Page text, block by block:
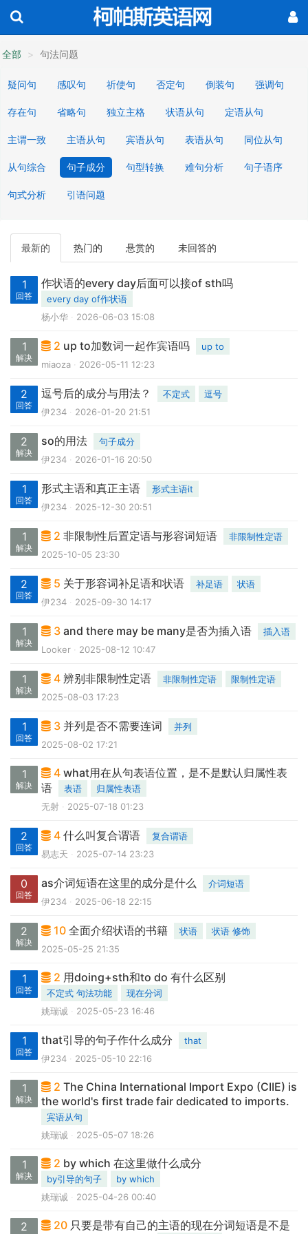
全部 句法问题
疑问句 感叹句 祈使句 否定句 倒装句 强调句
存在句 省略句 独立主格 状语从句 定语从句
主谓一致 主语从句 宾语从句 表语从句 同位从句
从句综合 句子成分 句型转换 难句分析 句子语序
句式分析 引语问题
最新的 热门的 悬赏的 未回答的
1
回答
作状语的every day后面可以接of sth吗
every day of作状语
杨小华
2026-06-03 15:08
1
解决
2 up to加数词一起作宾语吗
up to
miaoza
2026-05-11 12:23
2
回答
逗号后的成分与用法？ 不定式
逗号
伊234
2026-01-20 21:51
2
解决
so的用法
句子成分
伊234
2026-01-16 20:50
1
回答
形式主语和真正主语
形式主语it
伊234
2025-12-30 20:51
1
解决
2 非限制性后置定语与形容词短语
非限制性定语
2025-10-05 23:30
2
回答
5 关于形容词补足语和状语 补足语
状语
伊234
2025-09-30 14:17
1
解决
3 and there may be many是否为插入语
插入语
Looker
2025-08-12 10:47
1
解决
4 辨别非限制性定语 非限制性定语
限制性定语
2025-08-03 17:23
1
回答
3 并列是否不需要连词
并列
2025-08-02 17:21
1
解决
4 what用在从句表语位置，是不是默认归属性表
语
表语
归属性表语
无射
2025-07-18 01:23
2
回答
4 什么叫复合谓语
复合谓语
易志天
2025-07-14 23:23
0
回答
as介词短语在这里的成分是什么
介词短语
伊234
2025-06-18 22:15
2
解决
10 全面介绍状语的书籍 状语
状语 修饰
2025-05-25 21:35
1
回答
2 用doing+sth和to do 有什么区别
不定式 句法功能
现在分词
姚瑞诚
2025-05-23 16:46
1
回答
that引导的句子作什么成分
that
伊234
2025-05-10 22:16
1
解决
2 The China International Import Expo (CIIE) is
the world's first trade fair dedicated to imports.
宾语从句
姚瑞诚
2025-05-07 18:26
1
解决
2 by which 在这里做什么成分
by引导的句子
by which
姚瑞诚
2025-04-26 00:40
2 20 只要是带有自己的主语的现在分词短语是不是